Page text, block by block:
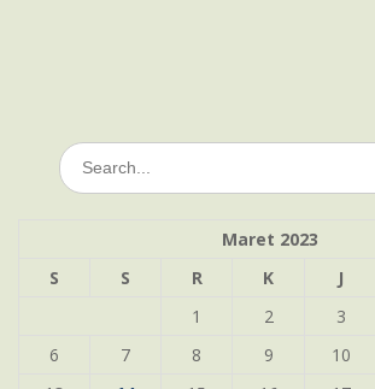
Search
for:
Maret 2023
S
S R K J
1
2 3
6
7 8 9 10